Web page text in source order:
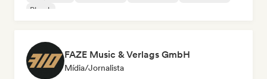
Phonk
FAZE Music & Verlags GmbH
Mídia/Jornalista